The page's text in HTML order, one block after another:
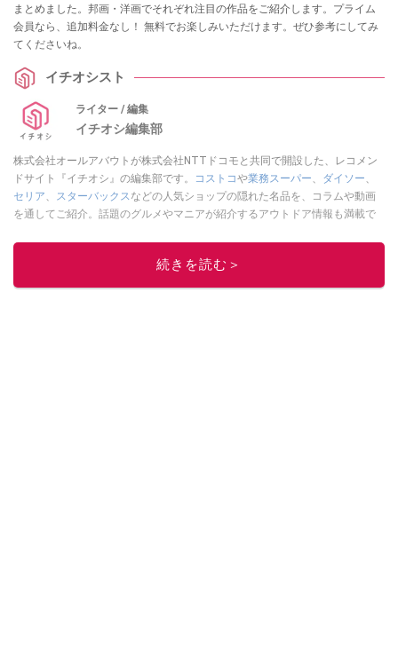
まとめました。邦画・洋画でそれぞれ注目の作品をご紹介します。プライム
会員なら、追加料金なし！ 無料でお楽しみいただけます。ぜひ参考にしてみ
てくださいね。
イチオシスト
ライター / 編集
イチオシ編集部
株式会社オールアバウトが株式会社NTTドコモと共同で開設した、レコメン
ドサイト『イチオシ』の編集部です。
コストコや業務スーパー ダイソー
セリア
スターバックス などの人気ショップの隠れた名品を、コラムや動画
を通してご紹介。話題のグルメやマニアが紹介するアウトドア情報も満載で
レビューしています。毎日トレンド情報をお届けしているので、ぜひ
してください！続きを読む＞